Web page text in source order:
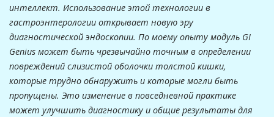
интеллект. Использование этой технологии в
гастроэнтерологии открывает новую эру
диагностической эндоскопии. По моему опыту модуль GI
Genius может быть чрезвычайно точным в определении
повреждений слизистой оболочки толстой кишки,
которые трудно обнаружить и которые могли быть
пропущены. Это изменение в повседневной практике
может улучшить диагностику и общие результаты для